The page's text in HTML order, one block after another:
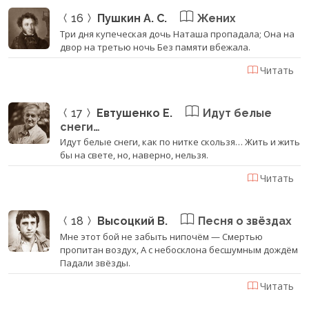
16 Пушкин А. С. Жених
Три дня купеческая дочь Наташа пропадала; Она на
двор на третью ночь Без памяти вбежала.
Читать
17 Евтушенко Е.
Идут белые
снеги…
Идут белые снеги, как по нитке скользя… Жить и жить
бы на свете, но, наверно, нельзя.
Читать
18 Высоцкий В. Песня о звёздах
Мне этот бой не забыть нипочём — Смертью
пропитан воздух, А с небосклона бесшумным дождём
Падали звёзды.
Читать